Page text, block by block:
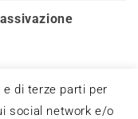
di terze parti per
social network e/o